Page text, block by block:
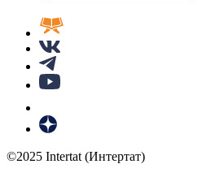
©2025 Intertat (Интертат)